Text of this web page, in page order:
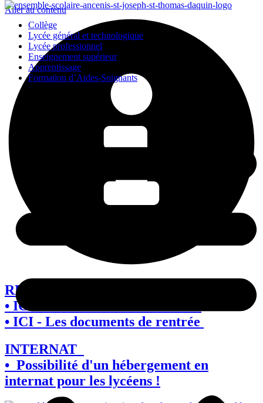
Aller au contenu
Collège
Lycée général et technologique
Lycée professionnel
Enseignement supérieur
Apprentissage
Formation d’Aides-Soignants
RENTRÉE 2026
• ICI - Les listes des fournitures
• ICI - Les documents de rentrée
INTERNAT
• Possibilité d'un hébergement en
internat pour les lycéens !